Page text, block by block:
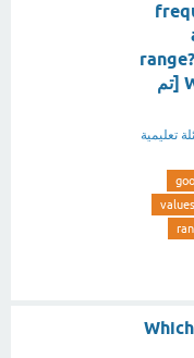
Waterfall chart Pie chart [تم
تعليمية
values